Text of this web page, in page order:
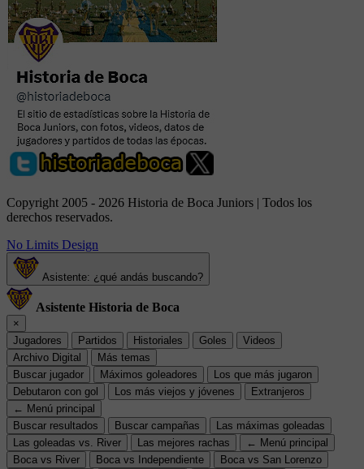
Copyright 2005 - 2026 Historia de Boca Juniors | Todos los
derechos reservados.
No Limits Design
Asistente: ¿qué andás buscando?
Asistente Historia de Boca
×
Jugadores
Partidos Historiales Goles
Videos
Archivo Digital
Más temas
Buscar jugador
Máximos goleadores
Los que más jugaron
Debutaron con gol
Los más viejos y jóvenes
Extranjeros
← Menú principal
Buscar resultados
Buscar campañas
Las máximas goleadas
Las goleadas vs. River
Las mejores rachas
← Menú principal
Boca vs River
Boca vs Independiente
Boca vs San Lorenzo